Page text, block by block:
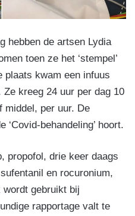
hebben de artsen Lydia
toen ze het ‘stempel’
plaats kwam een infuus
kreeg 24 uur per dag 10
middel, per uur. De
behandeling’ hoort.
propofol, drie keer daags
en rocuronium,
gebruikt bij
rapportage valt te